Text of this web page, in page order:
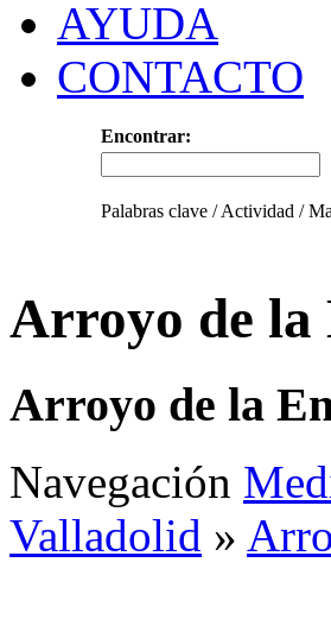
AYUDA
CONTACTO
Encontrar:
Palabras clave / Actividad /
Arroyo de la
Arroyo de la
Navegación
Valladolid »